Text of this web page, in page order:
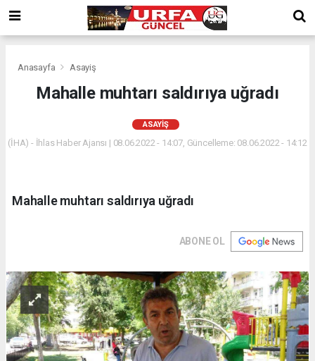
Anasayfa Asayiş
Mahalle muhtarı saldırıya uğradı
ASAYIŞ
(İHA) - İhlas Haber Ajansı | 08.06.2022 - 14:07, Güncelleme: 08.06.2022 - 14:12
Mahalle muhtarı saldırıya uğradı
ABONE OL